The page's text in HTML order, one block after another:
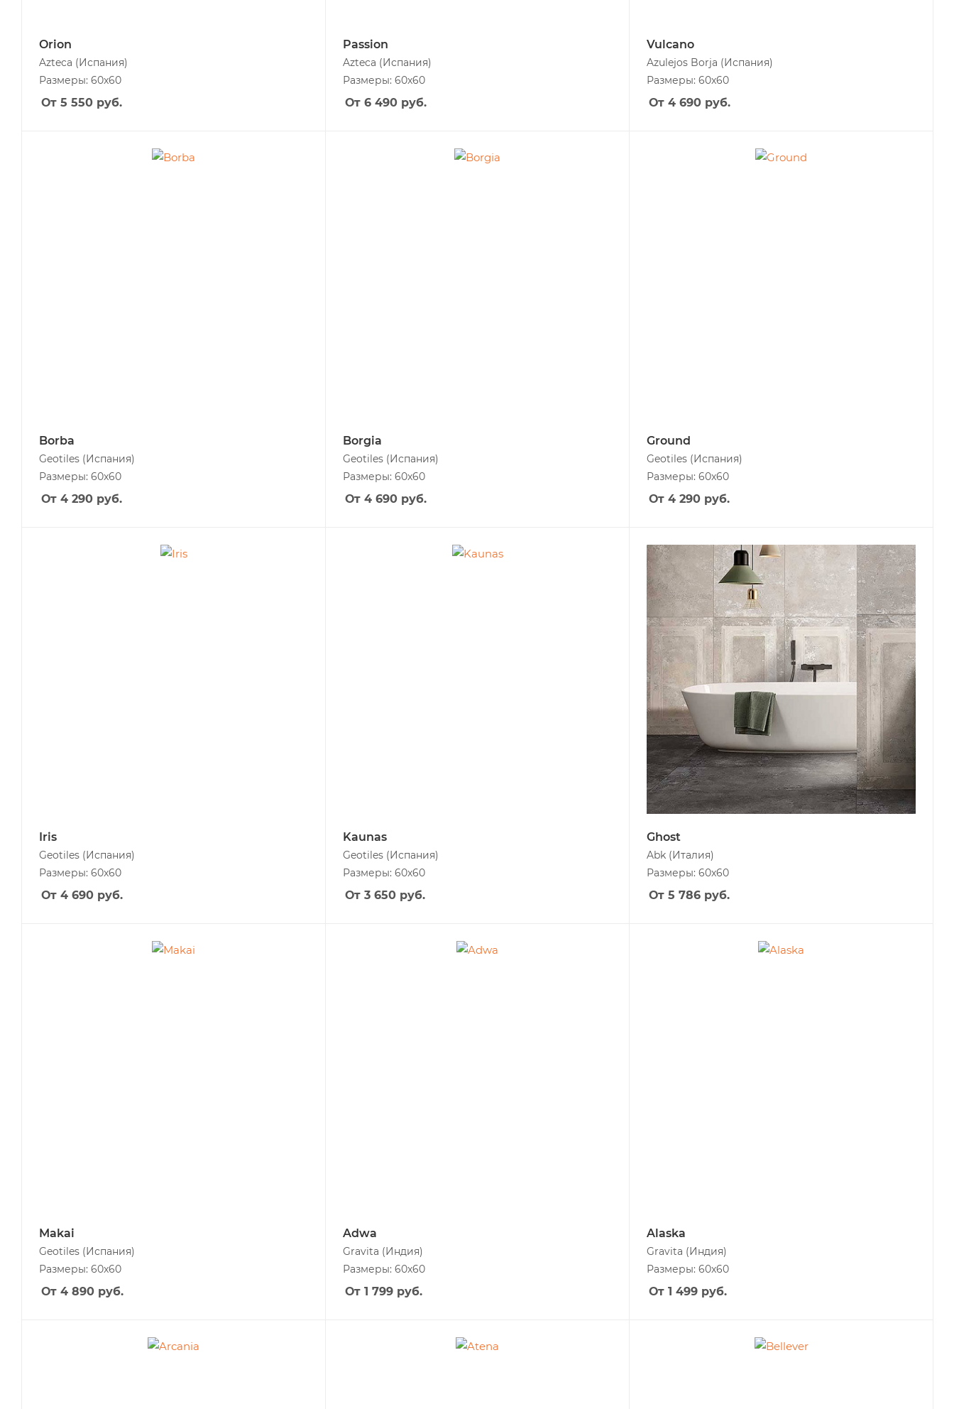
Orion
Azteca (Испания)
Размеры: 60x60
От 5 550 руб.
Passion
Azteca (Испания)
Размеры: 60x60
От 6 490 руб.
Vulcano
Azulejos Borja (Испания)
Размеры: 60x60
От 4 690 руб.
Borba
Geotiles (Испания)
Размеры: 60x60
От 4 290 руб.
Borgia
Geotiles (Испания)
Размеры: 60x60
От 4 690 руб.
Ground
Geotiles (Испания)
Размеры: 60x60
От 4 290 руб.
Iris
Geotiles (Испания)
Размеры: 60x60
От 4 690 руб.
Kaunas
Geotiles (Испания)
Размеры: 60x60
От 3 650 руб.
Ghost
Abk (Италия)
Размеры: 60x60
От 5 786 руб.
Makai
Geotiles (Испания)
Размеры: 60x60
От 4 890 руб.
Adwa
Gravita (Индия)
Размеры: 60x60
От 1 799 руб.
Alaska
Gravita (Индия)
Размеры: 60x60
От 1 499 руб.